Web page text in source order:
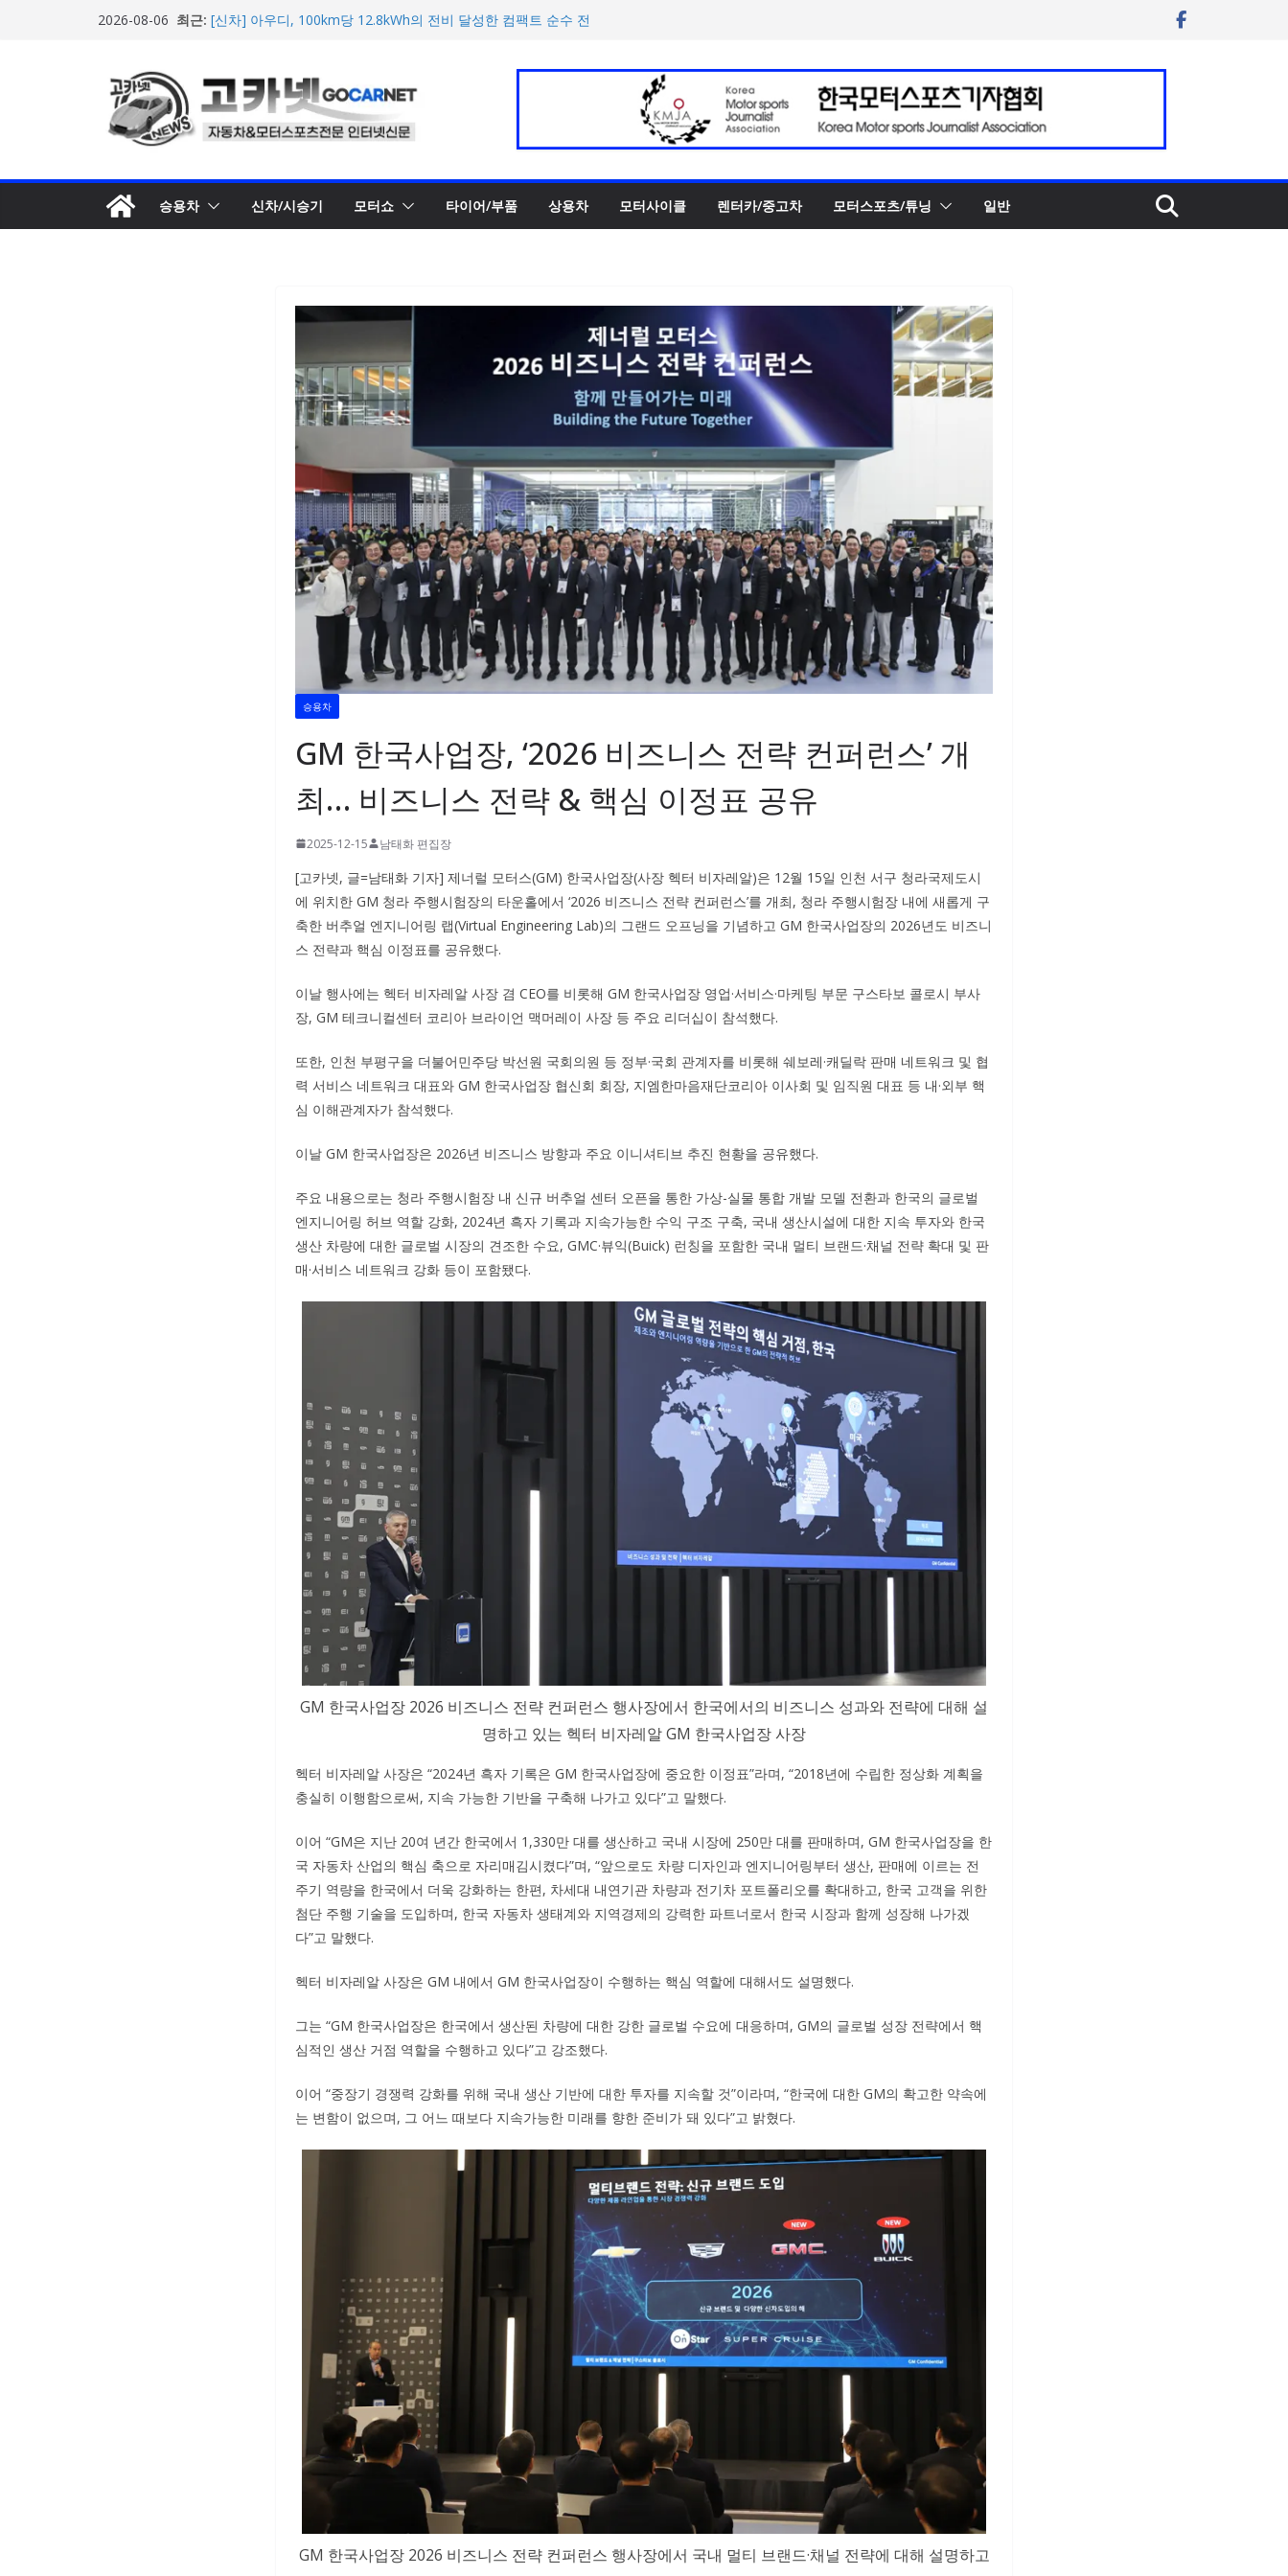
2026-08-06 최근: 포뮬러 E, 시즌13 일정 변경 및 모나코 ePrix와 2031년까지 장기
기차 ‘A2 e-트론’ 공개
현대차, 8세대 완전변경 ‘디 올 뉴 아반떼’ 주요 사양 및 가격 공
개… 본격 계약 개시
2026년 7월 국내 수입 승용차 신규 등록 전년 대비 14.3% 증가
한국타이어, 안전한 여름철 주행 위한 타이어 관리법 제안
승용차 신차/시승기 모터쇼 타이어/부품 상용차 모터사이클 렌터카/중고차 모터스포츠/튜닝 일반
승용차
GM 한국사업장, ‘2026 비즈니스 전략 컨퍼런스’ 개
최… 비즈니스 전략 & 핵심 이정표 공유
2025-12-15 남태화 편집장
[고카넷, 글=남태화 기자] 제너럴 모터스(GM) 한국사업장(사장 헥터 비자레알)은 12월 15일 인천 서구 청라국제도시
에 위치한 GM 청라 주행시험장의 타운홀에서 ‘2026 비즈니스 전략 컨퍼런스’를 개최, 청라 주행시험장 내에 새롭게 구
축한 버추얼 엔지니어링 랩(Virtual Engineering Lab)의 그랜드 오프닝을 기념하고 GM 한국사업장의 2026년도 비즈니
스 전략과 핵심 이정표를 공유했다.
이날 행사에는 헥터 비자레알 사장 겸 CEO를 비롯해 GM 한국사업장 영업·서비스·마케팅 부문 구스타보 콜로시 부사
장, GM 테크니컬센터 코리아 브라이언 맥머레이 사장 등 주요 리더십이 참석했다.
또한, 인천 부평구을 더불어민주당 박선원 국회의원 등 정부·국회 관계자를 비롯해 쉐보레·캐딜락 판매 네트워크 및 협
력 서비스 네트워크 대표와 GM 한국사업장 협신회 회장, 지엠한마음재단코리아 이사회 및 임직원 대표 등 내·외부 핵
심 이해관계자가 참석했다.
이날 GM 한국사업장은 2026년 비즈니스 방향과 주요 이니셔티브 추진 현황을 공유했다.
주요 내용으로는 청라 주행시험장 내 신규 버추얼 센터 오픈을 통한 가상-실물 통합 개발 모델 전환과 한국의 글로벌
엔지니어링 허브 역할 강화, 2024년 흑자 기록과 지속가능한 수익 구조 구축, 국내 생산시설에 대한 지속 투자와 한국
생산 차량에 대한 글로벌 시장의 견조한 수요, GMC·뷰익(Buick) 런칭을 포함한 국내 멀티 브랜드·채널 전략 확대 및 판
매·서비스 네트워크 강화 등이 포함됐다.
GM 한국사업장 2026 비즈니스 전략 컨퍼런스 행사장에서 한국에서의 비즈니스 성과와 전략에 대해 설
명하고 있는 헥터 비자레알 GM 한국사업장 사장
헥터 비자레알 사장은 “2024년 흑자 기록은 GM 한국사업장에 중요한 이정표”라며, “2018년에 수립한 정상화 계획을
충실히 이행함으로써, 지속 가능한 기반을 구축해 나가고 있다”고 말했다.
이어 “GM은 지난 20여 년간 한국에서 1,330만 대를 생산하고 국내 시장에 250만 대를 판매하며, GM 한국사업장을 한
국 자동차 산업의 핵심 축으로 자리매김시켰다”며, “앞으로도 차량 디자인과 엔지니어링부터 생산, 판매에 이르는 전
주기 역량을 한국에서 더욱 강화하는 한편, 차세대 내연기관 차량과 전기차 포트폴리오를 확대하고, 한국 고객을 위한
첨단 주행 기술을 도입하며, 한국 자동차 생태계와 지역경제의 강력한 파트너로서 한국 시장과 함께 성장해 나가겠
다”고 말했다.
헥터 비자레알 사장은 GM 내에서 GM 한국사업장이 수행하는 핵심 역할에 대해서도 설명했다.
그는 “GM 한국사업장은 한국에서 생산된 차량에 대한 강한 글로벌 수요에 대응하며, GM의 글로벌 성장 전략에서 핵
심적인 생산 거점 역할을 수행하고 있다”고 강조했다.
이어 “중장기 경쟁력 강화를 위해 국내 생산 기반에 대한 투자를 지속할 것”이라며, “한국에 대한 GM의 확고한 약속에
는 변함이 없으며, 그 어느 때보다 지속가능한 미래를 향한 준비가 돼 있다”고 밝혔다.
GM 한국사업장 2026 비즈니스 전략 컨퍼런스 행사장에서 국내 멀티 브랜드·채널 전략에 대해 설명하고